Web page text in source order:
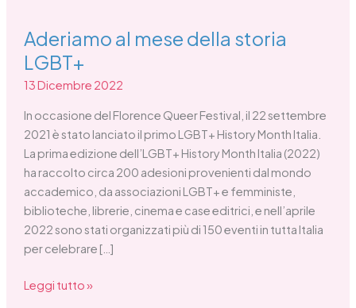
Aderiamo al mese della storia
LGBT+
13 Dicembre 2022
In occasione del Florence Queer Festival, il 22 settembre
2021 è stato lanciato il primo LGBT+ History Month Italia.
La prima edizione dell’LGBT+ History Month Italia (2022)
ha raccolto circa 200 adesioni provenienti dal mondo
accademico, da associazioni LGBT+ e femministe,
biblioteche, librerie, cinema e case editrici, e nell’aprile
2022 sono stati organizzati più di 150 eventi in tutta Italia
per celebrare […]
Leggi tutto »